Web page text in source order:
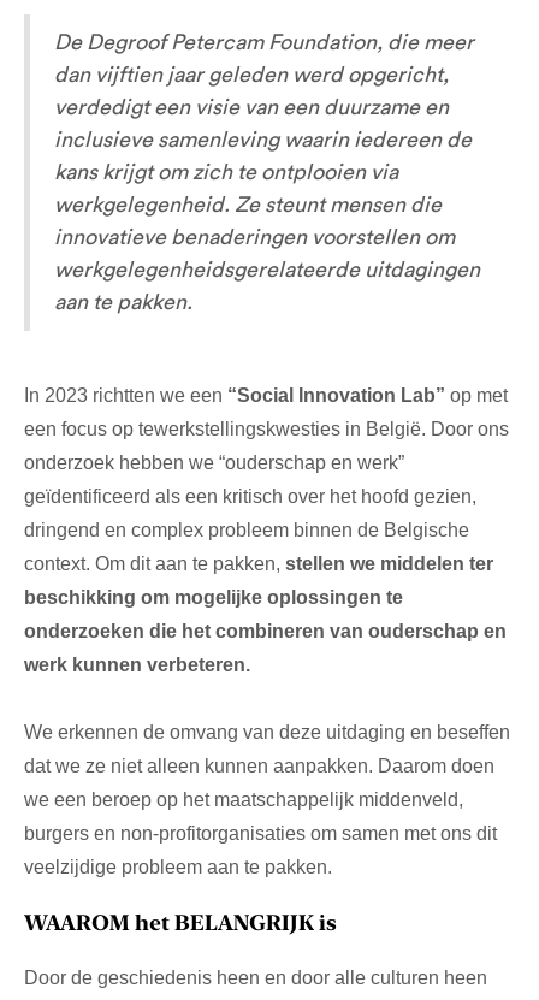
De Degroof Petercam Foundation, die meer
dan vijftien jaar geleden werd opgericht,
verdedigt een visie van een duurzame en
inclusieve samenleving waarin iedereen de
kans krijgt om zich te ontplooien via
werkgelegenheid. Ze steunt mensen die
innovatieve benaderingen voorstellen om
werkgelegenheidsgerelateerde uitdagingen
aan te pakken.
In 2023 richtten we een “Social Innovation Lab” op met
een focus op tewerkstellingskwesties in België. Door ons
onderzoek hebben we “ouderschap en werk”
geïdentificeerd als een kritisch over het hoofd gezien,
dringend en complex probleem binnen de Belgische
context. Om dit aan te pakken, stellen we middelen ter
beschikking om mogelijke oplossingen te
onderzoeken die het combineren van ouderschap en
werk kunnen verbeteren.
We erkennen de omvang van deze uitdaging en beseffen
dat we ze niet alleen kunnen aanpakken. Daarom doen
we een beroep op het maatschappelijk middenveld,
burgers en non-profitorganisaties om samen met ons dit
veelzijdige probleem aan te pakken.
WAAROM het BELANGRIJK is
Door de geschiedenis heen en door alle culturen heen